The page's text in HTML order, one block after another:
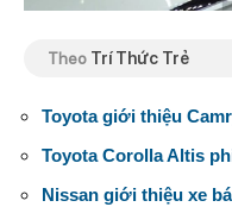
Theo Trí Thức Trẻ
Toyota giới thiệu
Toyota Corolla Altis
Nissan giới thiệu xe